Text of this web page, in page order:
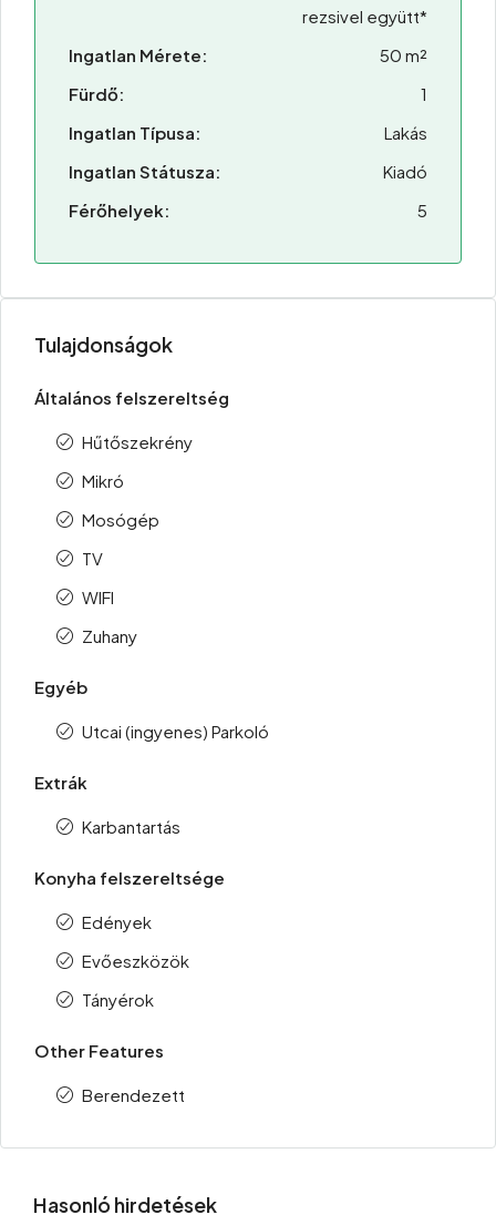
rezsivel együtt*
Ingatlan Mérete:
50 m²
Fürdő:
1
Ingatlan Típusa:
Lakás
Ingatlan Státusza:
Kiadó
Férőhelyek:
5
Tulajdonságok
Általános felszereltség
Hűtőszekrény
Mikró
Mosógép
TV
WIFI
Zuhany
Egyéb
Utcai (ingyenes) Parkoló
Extrák
Karbantartás
Konyha felszereltsége
Edények
Evőeszközök
Tányérok
Other Features
Berendezett
Hasonló hirdetések